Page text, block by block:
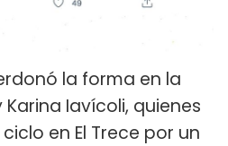
la forma en la
Iavícoli, quienes
en El Trece por un